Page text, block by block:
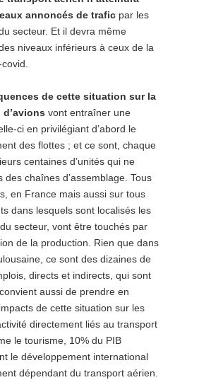
annoncés de trafic par les
secteur. Et il devra même
niveaux inférieurs à ceux de la
de cette situation sur la
vont entraîner une
ci en privilégiant d’abord le
des flottes ; et ce sont, chaque
centaines d’unités qui ne
des chaînes d’assemblage. Tous
en France mais aussi sur tous
dans lesquels sont localisés les
secteur, vont être touchés par
de la production. Rien que dans
ce sont des dizaines de
directs et indirects, qui sont
aussi de prendre en
de cette situation sur les
directement liés au transport
le tourisme, 10% du PIB
le développement international
dépendant du transport aérien.